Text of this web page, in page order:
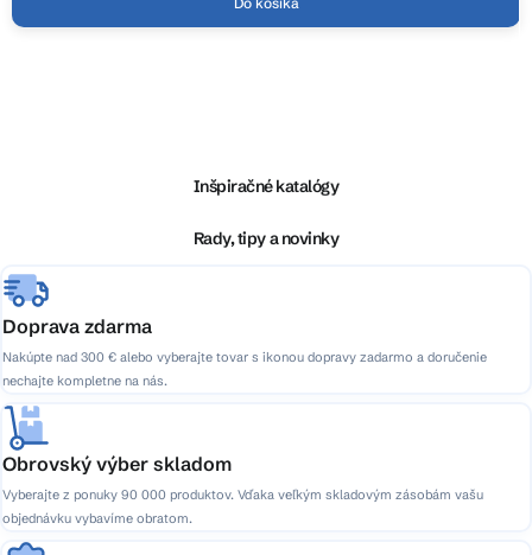
e
Inšpiračné katalógy
Rady, tipy a novinky
Doprava zdarma
Nakúpte nad 300 € alebo vyberajte tovar s ikonou dopravy zadarmo a doručenie
nechajte kompletne na nás.
Obrovský výber skladom
Vyberajte z ponuky 90 000 produktov. Vďaka veľkým skladovým zásobám vašu
objednávku vybavíme obratom.